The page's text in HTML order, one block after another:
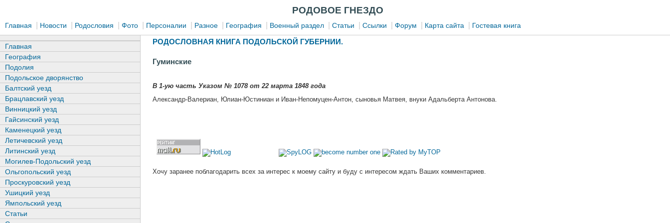
РОДОВОЕ ГНЕЗДО
Главная Новости Родословия Фото Персоналии Разное География Военный раздел Статьи Ссылки Форум Карта сайта Гостевая книга
РОДОСЛОВНАЯ КНИГА ПОДОЛЬСКОЙ ГУБЕРНИИ.
Гуминские
В 1-ую часть Указом № 1078 от 22 марта 1848 года
Александр-Валериан, Юлиан-Юстиниан и Иван-Непомуцен-Антон, сыновья Матвея, внуки Адальберта Антонова.
Хочу заранее поблагодарить всех за интерес к моему сайту и буду с интересом ждать Ваших комментариев.
Главная
География
Подолия
Подольское дворянство
Балтский уезд
Брацлавский уезд
Винницкий уезд
Гайсинский уезд
Каменецкий уезд
Летичевский уезд
Литинский уезд
Могилев-Подольский уезд
Ольгопольский уезд
Проскуровский уезд
Ушицкий уезд
Ямпольский уезд
Статьи